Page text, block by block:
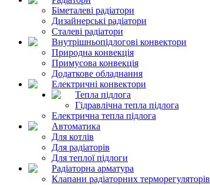
Біметалеві радіатори
Дизайнерські радіатори
Сталеві радіатори
Внутрішньопідлогові конвектори
Природна конвекція
Примусова конвекція
Додаткове обладнання
Електричні конвектори
Тепла підлога
Гідравлічна тепла підлога
Електрична тепла підлога
Автоматика
Для котлів
Для радіаторів
Для теплої підлоги
Радіаторна арматура
Клапани радіаторних терморегуляторів